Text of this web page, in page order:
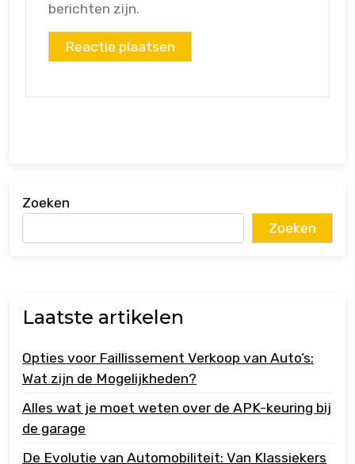
berichten zijn.
Zoeken
Zoeken
Laatste artikelen
Opties voor Faillissement Verkoop van Auto’s:
Wat zijn de Mogelijkheden?
Alles wat je moet weten over de APK-keuring bij
de garage
De Evolutie van Automobiliteit: Van Klassiekers